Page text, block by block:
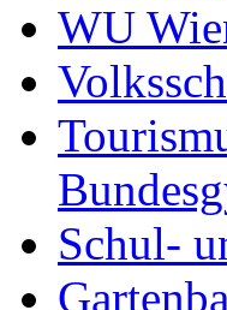
WU
Schul-